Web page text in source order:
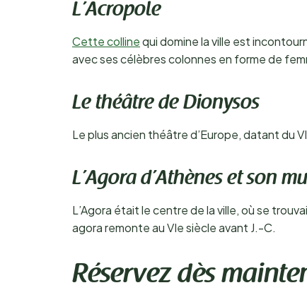
L’Acropole
Cette collinequi domine la ville est
avec ses célèbres colonnes en forme de
Le théâtre de Dionysos
Le plus ancien théâtre d’Europe, datant du
L’Agora d’Athènes et son
L’Agora était le centre de la ville, où se
agora remonte au VIe siècle avant J.-C.
Réservez dès